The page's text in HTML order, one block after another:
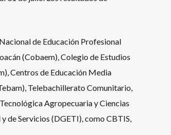
de Educación Profesional
(Cobaem), Colegio de Estudios
Centros de Educación Media
Telebachillerato Comunitario,
Agropecuaria y Ciencias
de Servicios (DGETI), como CBTIS,